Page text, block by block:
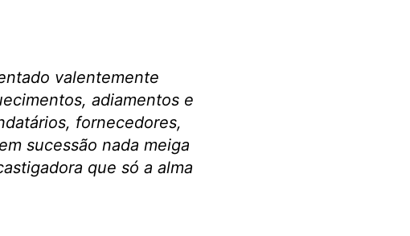
valentemente
adiamentos e
fornecedores,
sucessão nada meiga
que só a alma